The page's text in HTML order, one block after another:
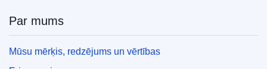
Par mums
Mūsu mērķis, redzējums un vērtības